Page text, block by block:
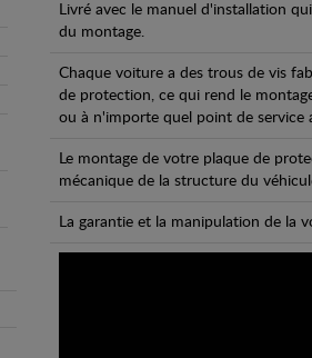
Livré avec le manuel d'installation
du montage.
Chaque voiture a des trous de vis
de protection, ce qui rend le
ou à n'importe quel point de service
Le montage de votre plaque de
mécanique de la structure du
La garantie et la manipulation de la